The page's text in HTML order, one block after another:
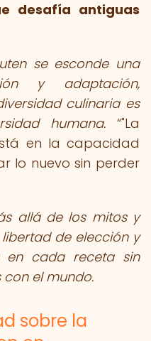
desafía antiguas
se esconde una
y adaptación,
culinaria es
humana.
"La
en la capacidad
lo nuevo sin perder
allá de los mitos y
de elección y
en cada receta sin
el mundo.
sobre la